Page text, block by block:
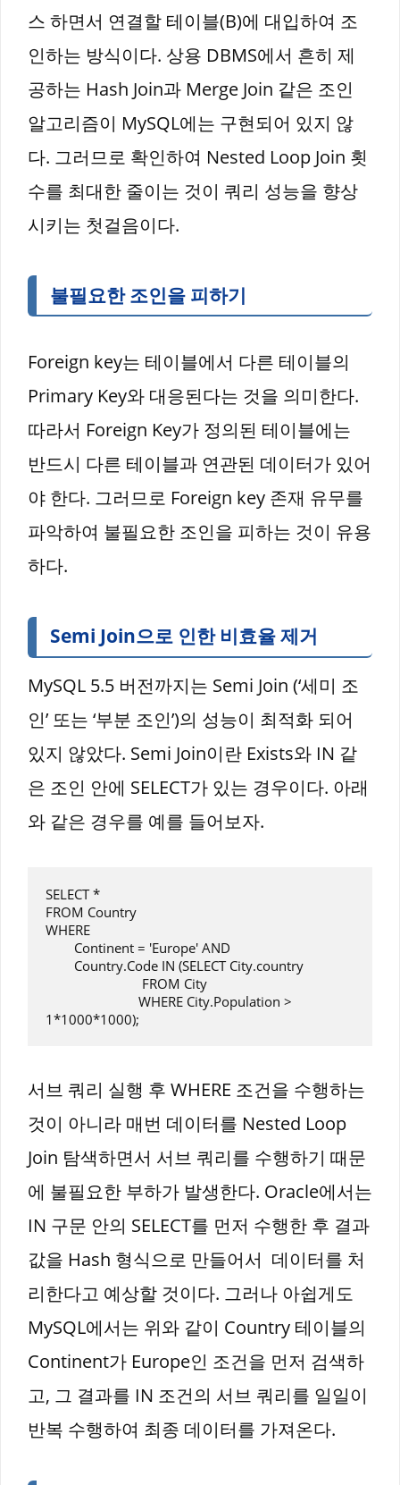
스 하면서 연결할 테이블(B)에 대입하여 조
인하는 방식이다. 상용 DBMS에서 흔히 제
공하는 Hash Join과 Merge Join 같은 조인
알고리즘이 MySQL에는 구현되어 있지 않
다. 그러므로 확인하여 Nested Loop Join 횟
수를 최대한 줄이는 것이 쿼리 성능을 향상
시키는 첫걸음이다.
불필요한 조인을 피하기
Foreign key는 테이블에서 다른 테이블의
Primary Key와 대응된다는 것을 의미한다.
따라서 Foreign Key가 정의된 테이블에는
반드시 다른 테이블과 연관된 데이터가 있어
야 한다. 그러므로 Foreign key 존재 유무를
파악하여 불필요한 조인을 피하는 것이 유용
하다.
Semi Join으로 인한 비효율 제거
MySQL 5.5 버전까지는 Semi Join (‘세미 조
인’ 또는 ‘부분 조인’)의 성능이 최적화 되어
있지 않았다. Semi Join이란 Exists와 IN 같
은 조인 안에 SELECT가 있는 경우이다. 아래
와 같은 경우를 예를 들어보자.
SELECT *
FROM Country
WHERE
서브 쿼리 실행 후 WHERE 조건을 수행하는
것이 아니라 매번 데이터를 Nested Loop
Join 탐색하면서 서브 쿼리를 수행하기 때문
에 불필요한 부하가 발생한다. Oracle에서는
IN 구문 안의 SELECT를 먼저 수행한 후 결과
값을 Hash 형식으로 만들어서 데이터를 처
리한다고 예상할 것이다. 그러나 아쉽게도
MySQL에서는 위와 같이 Country 테이블의
Continent가 Europe인 조건을 먼저 검색하
고, 그 결과를 IN 조건의 서브 쿼리를 일일이
반복 수행하여 최종 데이터를 가져온다.